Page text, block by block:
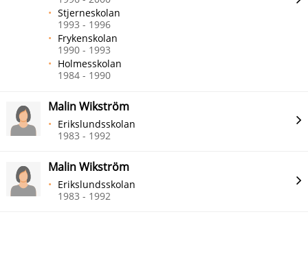
Stjerneskolan
1993 - 1996
Frykenskolan
1990 - 1993
Holmesskolan
1984 - 1990
Malin Wikström
Erikslundsskolan
1983 - 1992
Malin Wikström
Erikslundsskolan
1983 - 1992